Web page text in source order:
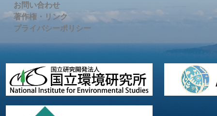
お問い合わせ
著作権・リンク
プライバシーポリシー